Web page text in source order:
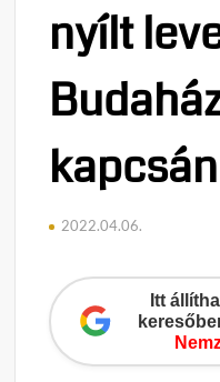
nyílt
kapcsán
2022.04.06.
Itt